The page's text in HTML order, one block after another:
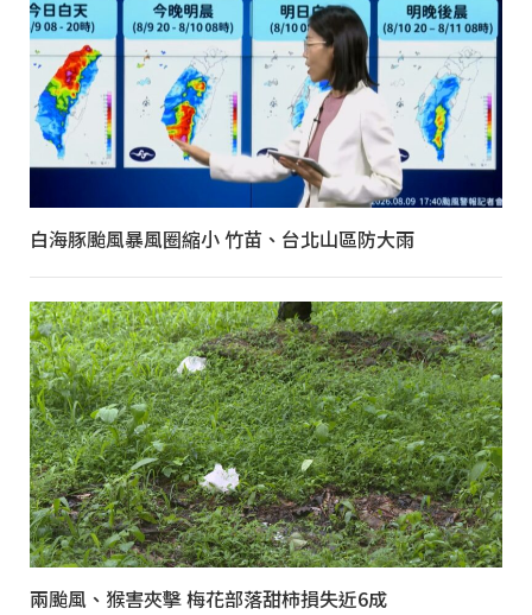
白海豚颱風暴風圈縮小 竹苗、台北山區防大雨
兩颱風、猴害夾擊 梅花部落甜柿損失近6成